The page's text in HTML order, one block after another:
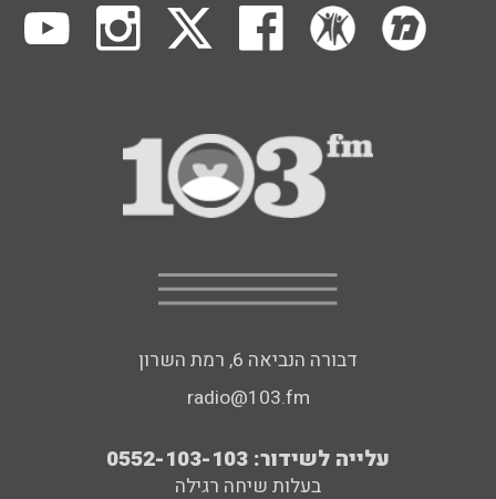
דבורה הנביאה 6, רמת השרון
radio@103.fm
עלייה לשידור: 0552-103-103
בעלות שיחה רגילה